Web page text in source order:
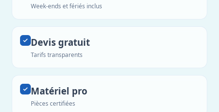
Week-ends et fériés inclus
Devis gratuit
Tarifs transparents
Matériel pro
Pièces certifiées